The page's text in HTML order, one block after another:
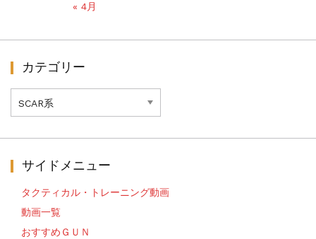
« 4月
カテゴリー
テ
ゴ
サイドメニュー
タクティカル・トレーニング動画
動画一覧
おすすめＧＵＮ